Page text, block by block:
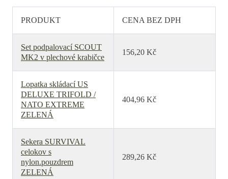
PRODUKT CENA BEZ DPH
Set podpalovací SCOUT
MK2 v plechové krabičce
156,20 Kč
Lopatka skládací US
DELUXE TRIFOLD /
NATO EXTREME
ZELENÁ
404,96 Kč
Sekera SURVIVAL
celokov s
nylon.pouzdrem
ZELENÁ
289,26 Kč